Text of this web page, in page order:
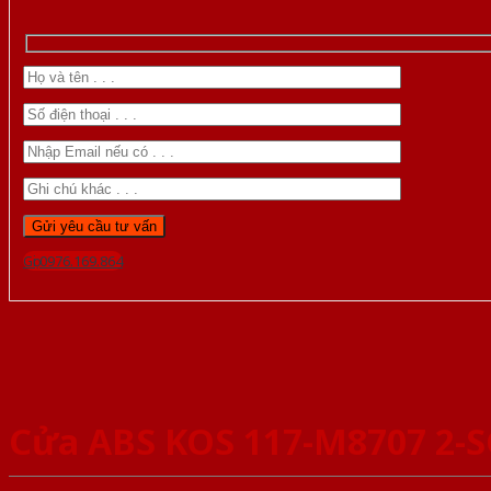
Gọi 0976.169.864
Cửa ABS KOS 117-M8707 2-